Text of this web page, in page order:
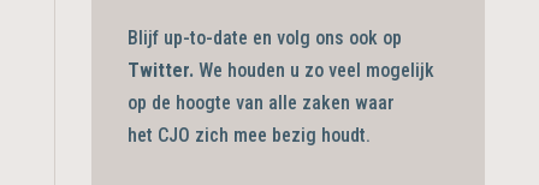
Blijf up-to-date en volg ons ook op
Twitter. We houden u zo veel mogelijk
op de hoogte van alle zaken waar
het CJO zich mee bezig houdt.